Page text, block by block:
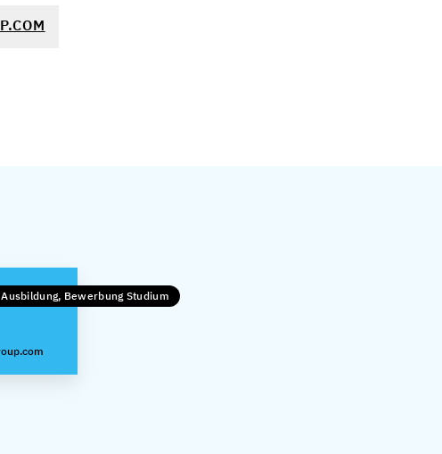
Bewerbung Studium